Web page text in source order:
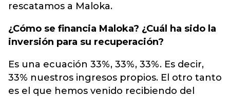
rescatamos a Maloka.
¿Cómo se financia Maloka? ¿Cuál ha sido la
inversión para su recuperación?
Es una ecuación 33%, 33%, 33%. Es decir,
33% nuestros ingresos propios. El otro tanto
es el que hemos venido recibiendo del